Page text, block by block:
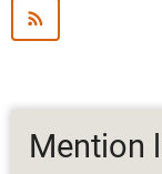
Mention